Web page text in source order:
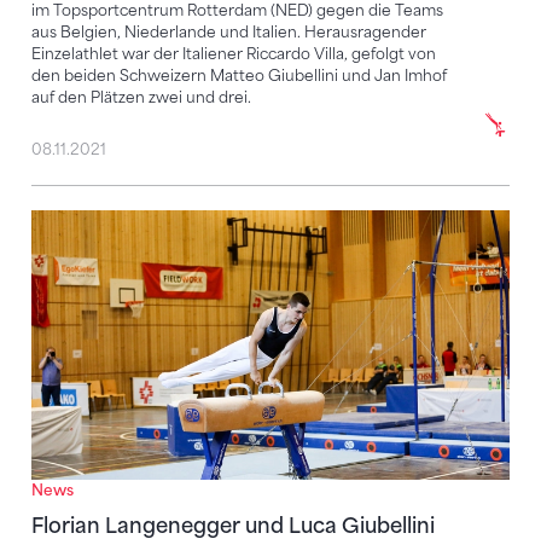
im Topsportcentrum Rotterdam (NED) gegen die Teams
aus Belgien, Niederlande und Italien. Herausragender
Einzelathlet war der Italiener Riccardo Villa, gefolgt von
den beiden Schweizern Matteo Giubellini und Jan Imhof
auf den Plätzen zwei und drei.
08.11.2021
News
Florian Langenegger und Luca Giubellini
Florian Langenegger und Luca Giubellini glänzen